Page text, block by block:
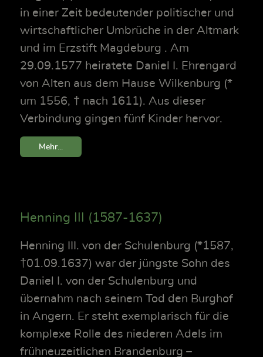
in einer Zeit bedeutender politischer und
wirtschaftlicher Umbrüche in der Altmark
und im Erzstift Magdeburg . Am
29.09.1577 heiratete Daniel I. Ehrengard
von Alten aus dem Hause Wilkenburg (*
um 1556, † nach 1611). Aus dieser
Verbindung gingen fünf Kinder hervor.
Mehr...
Henning III (1587-1637)
Henning III. von der Schulenburg (*1587,
†01.09.1637) war der jüngste Sohn des
Daniel I. von der Schulenburg und
übernahm nach seinem Tod den Burghof
in Angern. Er steht exemplarisch für die
komplexe Rolle des niederen Adels im
frühneuzeitlichen Brandenburg –